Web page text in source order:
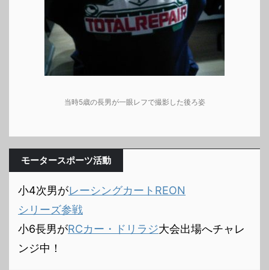
当時5歳の長男が一眼レフで撮影した後ろ姿
モータースポーツ活動
小4次男がレーシングカートREON
シリーズ参戦
小6長男がRCカー・ドリラジ大会出場へチャレ
ンジ中！